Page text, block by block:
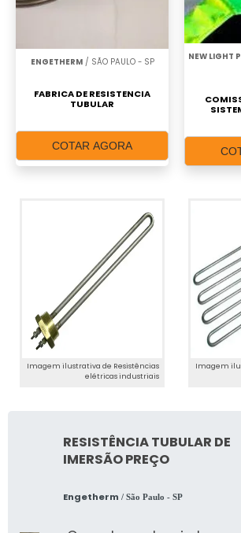
ENGETHERM/ SÃO PAULO - SP
FABRICA DE RESISTENCIA
TUBULAR
COTAR AGORA
NEW LIGHT
Imagem ilustrativa de Resistências
elétricas industriais
Imagem
RESISTÊNCIA TUBULAR DE
IMERSÃO PREÇO
Engetherm / São Paulo - SP